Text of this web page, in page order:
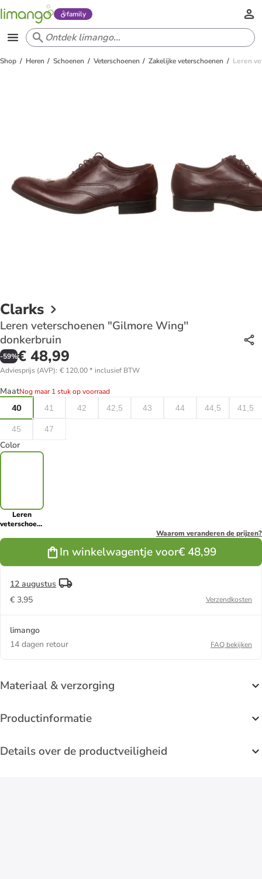
family
Shop Heren Schoenen Veterschoenen Zakelijke veterschoenen Leren
Clarks
Leren veterschoenen "Gilmore Wing''
donkerbruin
-59%€ 48,99
Adviesprijs (AVP): € 120,00* inclusief BTW
MaatNog maar 1 stuk op voorraad
40
41 42 42,5 43 44 44,5 41,5
45 47
Color
Leren
veterschoenen
Waarom veranderen de prijzen?
In winkelwagentje voor€ 48,99
12 augustus
€ 3,95
Verzendkosten
limango
14 dagen retour
FAQ bekijken
Materiaal & verzorging
Productinformatie
Details over de productveiligheid